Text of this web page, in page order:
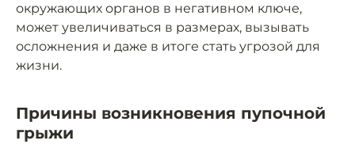
окружающих органов в негативном ключе,
может увеличиваться в размерах, вызывать
осложнения и даже в итоге стать угрозой для
жизни.
Причины возникновения пупочной
грыжи